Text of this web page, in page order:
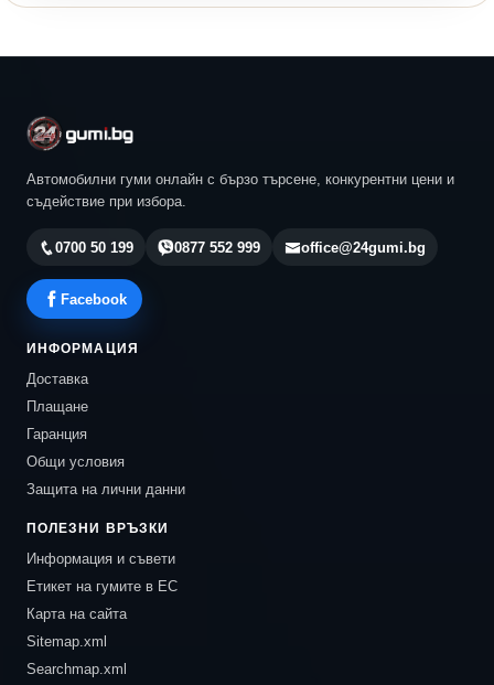
Автомобилни гуми онлайн с бързо търсене, конкурентни цени и
съдействие при избора.
0700 50 199 0877 552 999 office@24gumi.bg
Facebook
ИНФОРМАЦИЯ
Доставка
Плащане
Гаранция
Общи условия
Защита на лични данни
ПОЛЕЗНИ ВРЪЗКИ
Информация и съвети
Етикет на гумите в ЕС
Карта на сайта
Sitemap.xml
Searchmap.xml